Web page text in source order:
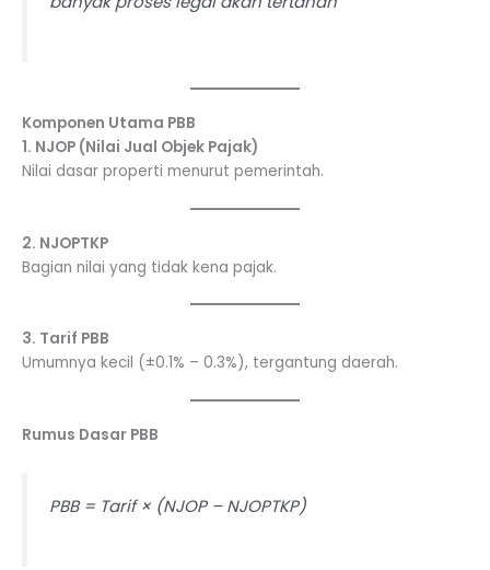
Komponen Utama PBB
1. NJOP (Nilai Jual Objek Pajak)
Nilai dasar properti menurut pemerintah.
2. NJOPTKP
Bagian nilai yang tidak kena pajak.
3. Tarif PBB
Umumnya kecil (±0.1% – 0.3%), tergantung daerah.
Rumus Dasar PBB
PBB = Tarif × (NJOP – NJOPTKP)